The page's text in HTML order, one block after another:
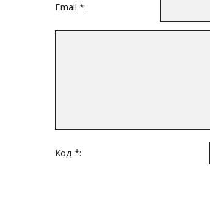
Email *:
Код *: